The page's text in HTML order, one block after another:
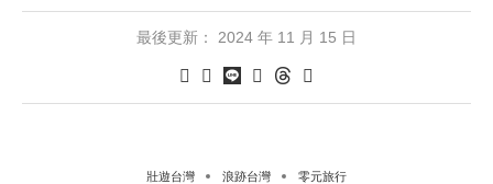
最後更新： 2024 年 11 月 15 日
壯遊台灣 浪跡台灣 零元旅行